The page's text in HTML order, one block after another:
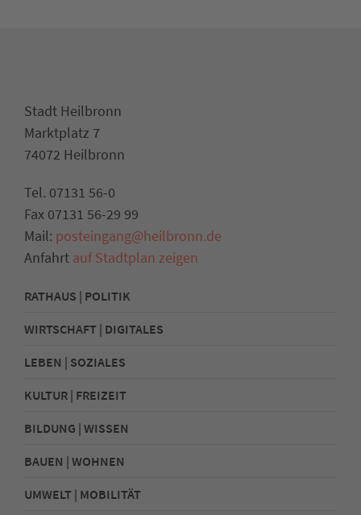
Stadt Heilbronn
Marktplatz 7
74072 Heilbronn
Tel. 07131 56-0
Fax 07131 56-29 99
Mail: posteingang@heilbronn.de
Anfahrt auf Stadtplan zeigen
RATHAUS | POLITIK
WIRTSCHAFT | DIGITALES
LEBEN | SOZIALES
KULTUR | FREIZEIT
BILDUNG | WISSEN
BAUEN | WOHNEN
UMWELT | MOBILITÄT